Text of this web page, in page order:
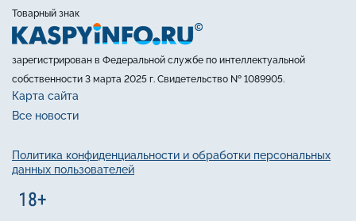
Товарный знак
зарегистрирован в Федеральной службе по интеллектуальной
собственности 3 марта 2025 г. Свидетельство № 1089905.
Карта сайта
Все новости
Политика конфиденциальности и обработки персональных
данных пользователей